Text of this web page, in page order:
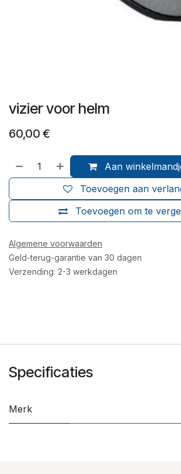
vizier voor helm
60,00 €
Aan
Toevoegen om te
Toevoegen aan
Algemene voorwaarden
Geld-terug-garantie van 30 dagen
Verzending: 2-3 werkdagen
Specificaties
Merk